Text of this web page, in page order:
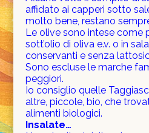
affidato ai capperi sotto
molto bene, restano
Le olive sono intese come
sott’olio di oliva e.v. o in
conservanti e senza
Sono escluse le marche
peggiori.
Io consiglio quelle
altre, piccole, bio, che
alimenti biologici.
Insalate…